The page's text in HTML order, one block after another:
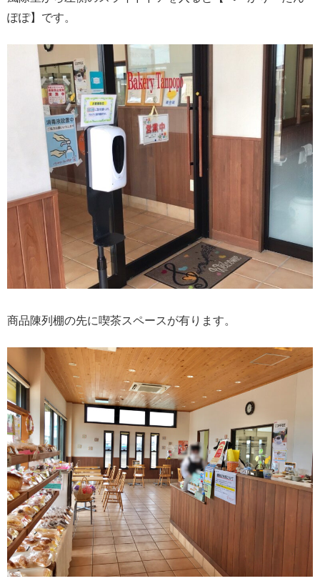
ぽぽ】です。
商品陳列棚の先に喫茶スペースが有ります。